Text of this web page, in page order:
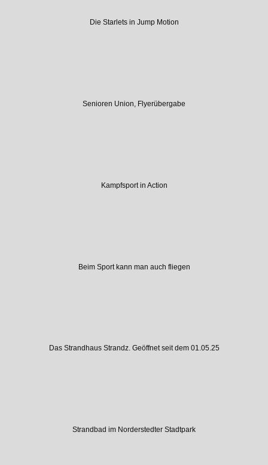
Die Starlets in Jump Motion
Senioren Union, Flyerübergabe
Kampfsport in Action
Beim Sport kann man auch fliegen
Das Strandhaus Strandz. Geöffnet seit dem 01.05.25
Strandbad im Norderstedter Stadtpark